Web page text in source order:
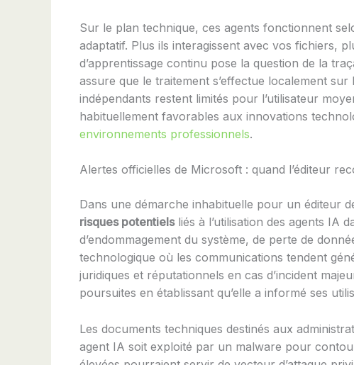
Sur le plan technique, ces agents fonctionnent
adaptatif. Plus ils interagissent avec vos fichiers,
d’apprentissage continu pose la question de la
assure que le traitement s’effectue localement
indépendants restent limités pour l’utilisateur
habituellement favorables aux innovations
environnements professionnels.
Alertes officielles de Microsoft : quand l’éditeur
Dans une démarche inhabituelle pour un éditeur
risques potentielsliés à l’utilisation des agents IA
d’endommagement du système, de perte de
technologique où les communications tendent
juridiques et réputationnels en cas d’incident
poursuites en établissant qu’elle a informé ses
Les documents techniques destinés aux
agent IA soit exploité par un malware pour